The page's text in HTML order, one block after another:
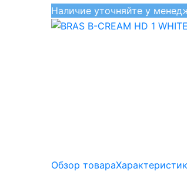
Наличие уточняйте у
Обзор товара